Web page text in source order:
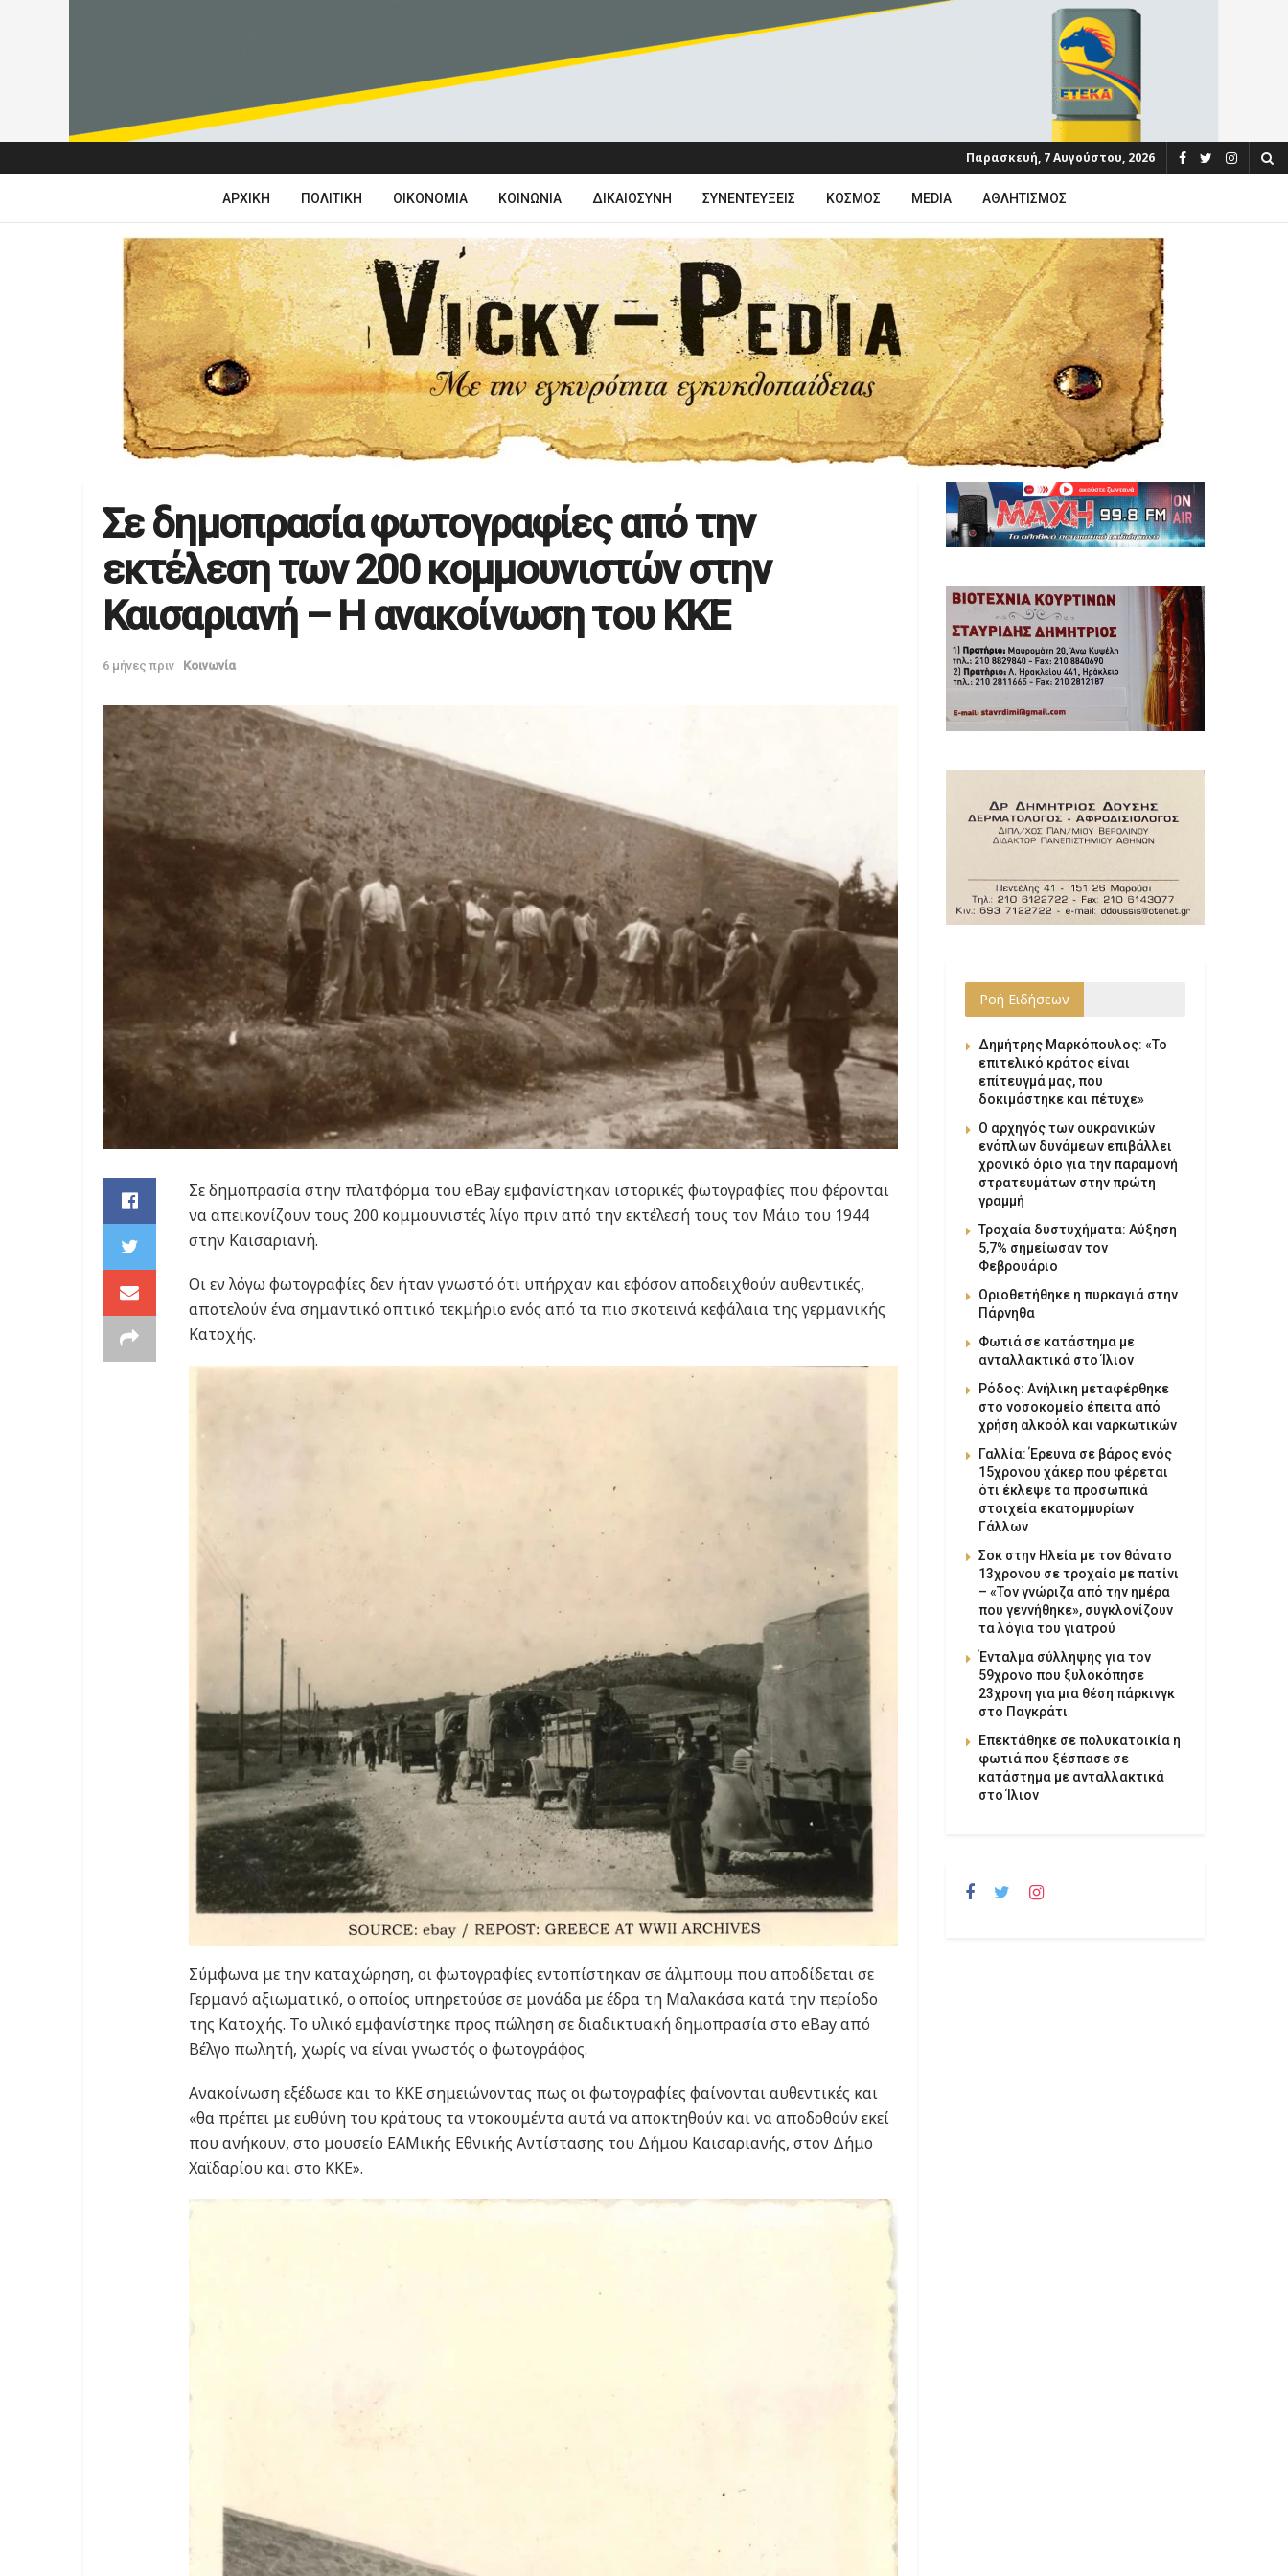
Παρασκευή, 7 Αυγούστου, 2026
ΑΡΧΙΚΉ ΠΟΛΙΤΙΚΉ ΟΙΚΟΝΟΜΊΑ ΚΟΙΝΩΝΊΑ ΔΙΚΑΙΟΣΎΝΗ ΣΥΝΕΝΤΕΎΞΕΙΣ ΚΌΣΜΟΣ MEDIA ΑΘΛΗΤΙΣΜΌΣ
Σε δημοπρασία φωτογραφίες από την
εκτέλεση των 200 κομμουνιστών στην
Καισαριανή – Η ανακοίνωση του ΚΚΕ
6 μήνες πριν Κοινωνία
Σε δημοπρασία στην πλατφόρμα του eBay εμφανίστηκαν ιστορικές φωτογραφίες που φέρονται
να απεικονίζουν τους 200 κομμουνιστές λίγο πριν από την εκτέλεσή τους τον Μάιο του 1944
στην Καισαριανή.
Οι εν λόγω φωτογραφίες δεν ήταν γνωστό ότι υπήρχαν και εφόσον αποδειχθούν αυθεντικές,
αποτελούν ένα σημαντικό οπτικό τεκμήριο ενός από τα πιο σκοτεινά κεφάλαια της γερμανικής
Κατοχής.
Σύμφωνα με την καταχώρηση, οι φωτογραφίες εντοπίστηκαν σε άλμπουμ που αποδίδεται σε
Γερμανό αξιωματικό, ο οποίος υπηρετούσε σε μονάδα με έδρα τη Μαλακάσα κατά την περίοδο
της Κατοχής. Το υλικό εμφανίστηκε προς πώληση σε διαδικτυακή δημοπρασία στο eBay από
Βέλγο πωλητή, χωρίς να είναι γνωστός ο φωτογράφος.
Ανακοίνωση εξέδωσε και το ΚΚΕ σημειώνοντας πως οι φωτογραφίες φαίνονται αυθεντικές και
«θα πρέπει με ευθύνη του κράτους τα ντοκουμέντα αυτά να αποκτηθούν και να αποδοθούν εκεί
που ανήκουν, στο μουσείο ΕΑΜικής Εθνικής Αντίστασης του Δήμου Καισαριανής, στον Δήμο
Χαϊδαρίου και στο ΚΚΕ».
Ροή Ειδήσεων
Δημήτρης Μαρκόπουλος: «Το
επιτελικό κράτος είναι
επίτευγμά μας, που
δοκιμάστηκε και πέτυχε»
Ο αρχηγός των ουκρανικών
ενόπλων δυνάμεων επιβάλλει
χρονικό όριο για την παραμονή
στρατευμάτων στην πρώτη
γραμμή
Τροχαία δυστυχήματα: Αύξηση
5,7% σημείωσαν τον
Φεβρουάριο
Οριοθετήθηκε η πυρκαγιά στην
Πάρνηθα
Φωτιά σε κατάστημα με
ανταλλακτικά στο Ίλιον
Ρόδος: Ανήλικη μεταφέρθηκε
στο νοσοκομείο έπειτα από
χρήση αλκοόλ και ναρκωτικών
Γαλλία: Έρευνα σε βάρος ενός
15χρονου χάκερ που φέρεται
ότι έκλεψε τα προσωπικά
στοιχεία εκατομμυρίων
Γάλλων
Σοκ στην Ηλεία με τον θάνατο
13χρονου σε τροχαίο με πατίνι
– «Τον γνώριζα από την ημέρα
που γεννήθηκε», συγκλονίζουν
τα λόγια του γιατρού
Ένταλμα σύλληψης για τον
59χρονο που ξυλοκόπησε
23χρονη για μια θέση πάρκινγκ
στο Παγκράτι
Επεκτάθηκε σε πολυκατοικία η
φωτιά που ξέσπασε σε
κατάστημα με ανταλλακτικά
στο Ίλιον